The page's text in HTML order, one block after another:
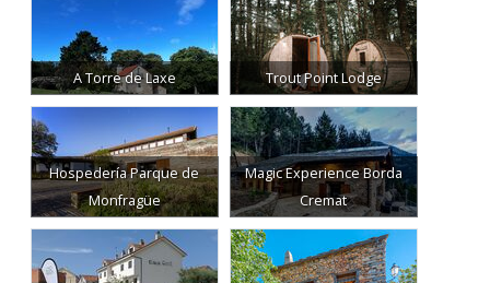
A Torre de Laxe Trout Point Lodge
Hospedería Parque de
Monfragüe
Magic Experience Borda
Cremat